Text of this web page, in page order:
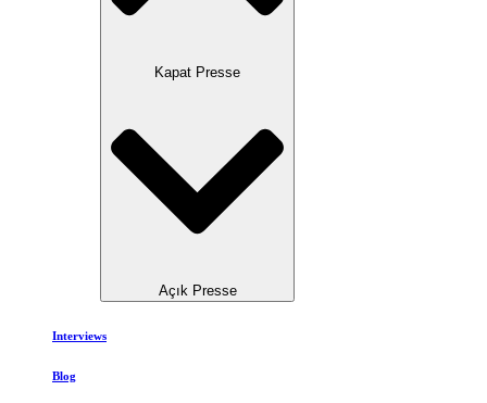
Kapat Presse
Açık Presse
Interviews
Blog